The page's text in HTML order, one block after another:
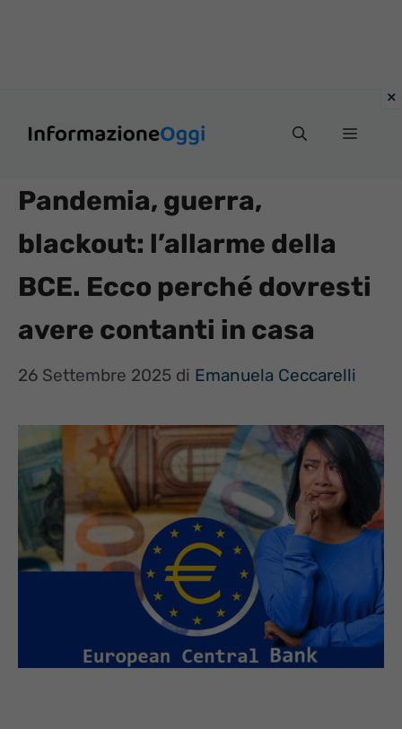
Menu
Pandemia, guerra,
blackout: l’allarme della
BCE. Ecco perché dovresti
avere contanti in casa
26 Settembre 2025 di Emanuela Ceccarelli